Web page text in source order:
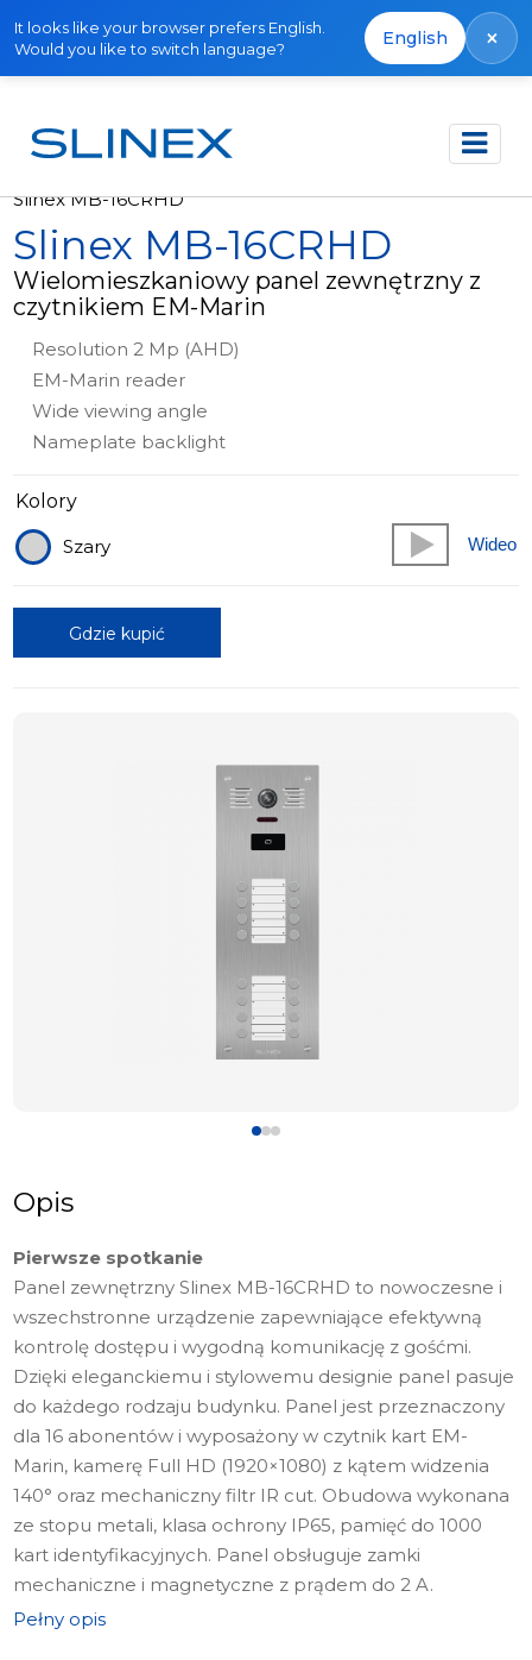
It looks like your browser prefers English.
Would you like to switch language?
English ×
Strona główna Produkty Panele zewnętrzne
Slinex MB-16CRHD
Slinex MB-16CRHD
Wielomieszkaniowy panel zewnętrzny z
czytnikiem EM-Marin
Resolution 2 Mp (AHD)
EM-Marin reader
Wide viewing angle
Nameplate backlight
Kolory
Szary
Wideo
Gdzie kupić
Opis
Pierwsze spotkanie
Panel zewnętrzny Slinex MB-16CRHD to nowoczesne i
wszechstronne urządzenie zapewniające efektywną
kontrolę dostępu i wygodną komunikację z gośćmi.
Dzięki eleganckiemu i stylowemu designie panel pasuje
do każdego rodzaju budynku. Panel jest przeznaczony
dla 16 abonentów i wyposażony w czytnik kart EM-
Marin, kamerę Full HD (1920×1080) z kątem widzenia
140° oraz mechaniczny filtr IR cut. Obudowa wykonana
ze stopu metali, klasa ochrony IP65, pamięć do 1000
kart identyfikacyjnych. Panel obsługuje zamki
mechaniczne i magnetyczne z prądem do 2 A.
Cechy szczególne
Pełny opis